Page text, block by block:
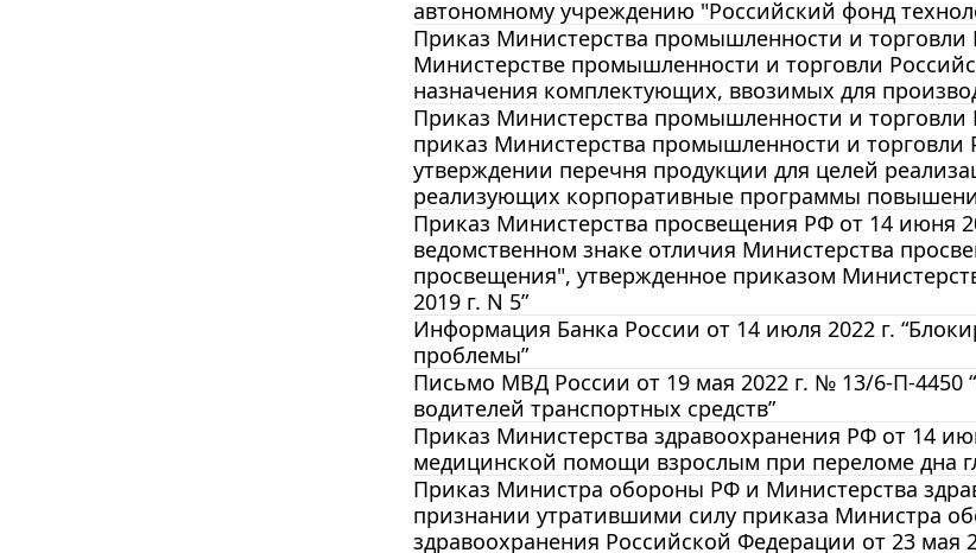
автономному учреждению "Российский фонд
Приказ Министерства промышленности и
Министерстве промышленности и торговли
назначения комплектующих, ввозимых для
Приказ Министерства промышленности и
приказ Министерства промышленности и
утверждении перечня продукции для целей
реализующих корпоративные программы
Приказ Министерства просвещения РФ от 14 июня
ведомственном знаке отличия Министерства
просвещения", утвержденное приказом
2019 г. N 5”
Информация Банка России от 14 июля 2022 г.
проблемы”
Письмо МВД России от 19 мая 2022 г. № 13/6-П-4450
водителей транспортных средств”
Приказ Министерства здравоохранения РФ от 14
медицинской помощи взрослым при переломе дна
Приказ Министра обороны РФ и Министерства
признании утратившими силу приказа Министра
здравоохранения Российской Федерации от 23